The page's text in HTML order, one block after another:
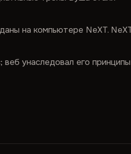
на компьютере NeXT.
унаследовал его